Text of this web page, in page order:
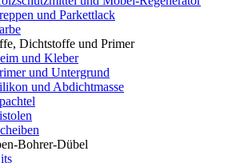
und Parkettlack
Dichtstoffe und Primer
und Kleber
und Untergrund
und Abdichtmasse
Bohrer-Dübel